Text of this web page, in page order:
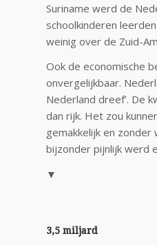
Suriname werd de
schoolkinderen
weinig over de Zuid-
Ook de economische
onvergelijkbaar.
Nederland dreef’. De
dan rijk. Het zou
gemakkelijk en
bijzonder pijnlijk werd
▼
3,5 miljard